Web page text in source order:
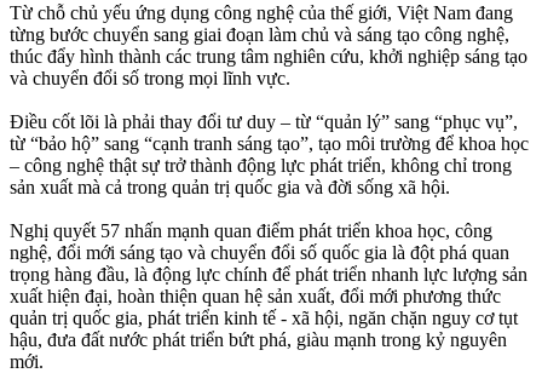
Từ chỗ chủ yếu ứng dụng công nghệ của thế giới, Việt Nam đang
từng bước chuyển sang giai đoạn làm chủ và sáng tạo công nghệ,
thúc đẩy hình thành các trung tâm nghiên cứu, khởi nghiệp sáng tạo
và chuyển đổi số trong mọi lĩnh vực.
Điều cốt lõi là phải thay đổi tư duy – từ “quản lý” sang “phục vụ”,
từ “bảo hộ” sang “cạnh tranh sáng tạo”, tạo môi trường để khoa học
– công nghệ thật sự trở thành động lực phát triển, không chỉ trong
sản xuất mà cả trong quản trị quốc gia và đời sống xã hội.
Nghị quyết 57 nhấn mạnh quan điểm phát triển khoa học, công
nghệ, đổi mới sáng tạo và chuyển đổi số quốc gia là đột phá quan
trọng hàng đầu, là động lực chính để phát triển nhanh lực lượng sản
xuất hiện đại, hoàn thiện quan hệ sản xuất, đổi mới phương thức
quản trị quốc gia, phát triển kinh tế - xã hội, ngăn chặn nguy cơ tụt
hậu, đưa đất nước phát triển bứt phá, giàu mạnh trong kỷ nguyên
mới.